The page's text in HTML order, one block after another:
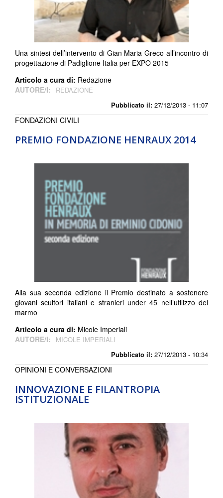
Pubblicato il: 27/12/2013 - 11:07
Una sintesi dell’intervento di Gian Maria Greco all’incontro di
progettazione di Padiglione Italia per EXPO 2015
Articolo a cura di: Redazione
AUTORE/I:
REDAZIONE
PREMIO FONDAZIONE HENRAUX 2014
Pubblicato il: 27/12/2013 - 10:34
FONDAZIONI CIVILI
Alla sua seconda edizione il Premio destinato a sostenere
giovani scultori italiani e stranieri under 45 nell’utilizzo del
marmo
Articolo a cura di: Micole Imperiali
AUTORE/I:
MICOLE IMPERIALI
INNOVAZIONE E FILANTROPIA
ISTITUZIONALE
OPINIONI E CONVERSAZIONI